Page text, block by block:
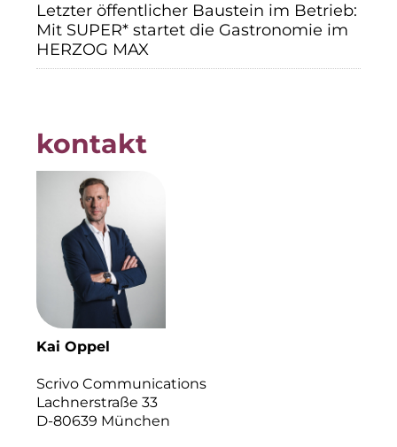
Letzter öffentlicher Baustein im Betrieb:
Mit SUPER* startet die Gastronomie im
HERZOG MAX
kontakt
Kai Oppel
Scrivo Communications
Lachnerstraße 33
D-80639 München